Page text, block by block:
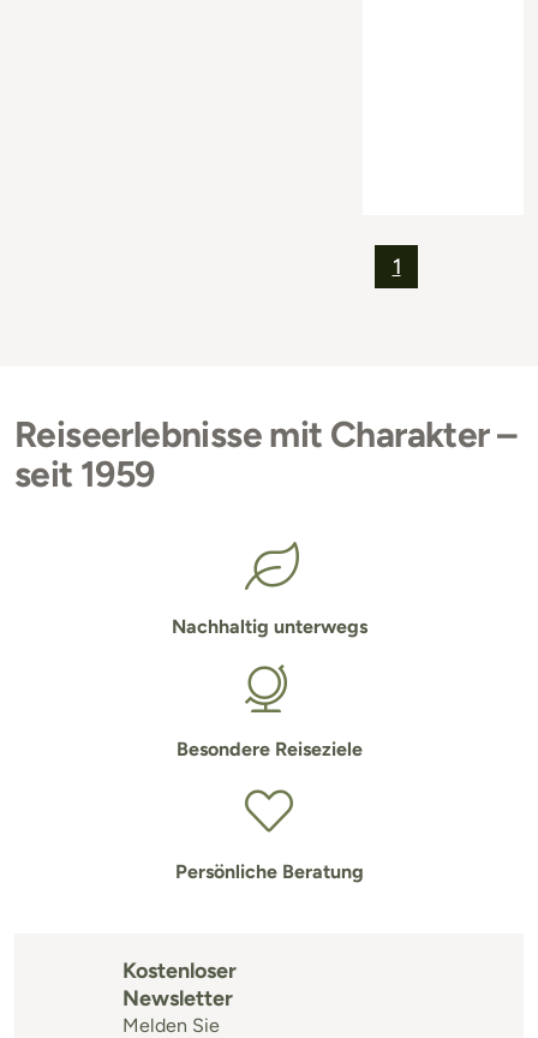
1
Reiseerlebnisse mit Charakter –
seit 1959
Nachhaltig unterwegs
Besondere Reiseziele
Persönliche Beratung
Kostenloser
Newsletter
Melden Sie